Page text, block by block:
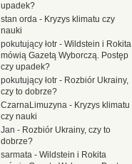
upadek?
stan orda - Kryzys klimatu czy
nauki
pokutujący łotr - Wildstein i Rokita
mówią Gazetą Wyborczą. Postęp
czy upadek?
pokutujący łotr - Rozbiór Ukrainy,
czy to dobrze?
CzarnaLimuzyna - Kryzys klimatu
czy nauki
Jan - Rozbiór Ukrainy, czy to
dobrze?
sarmata - Wildstein i Rokita